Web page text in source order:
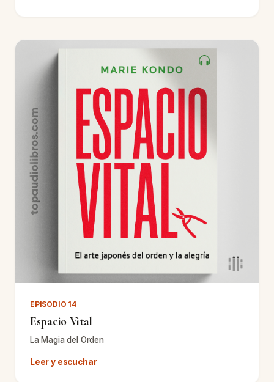
EPISODIO 14
Espacio Vital
La Magia del Orden
Leer y escuchar